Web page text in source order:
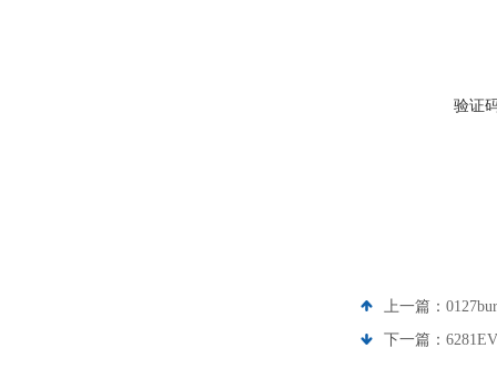
验证
上一篇：
下一篇：